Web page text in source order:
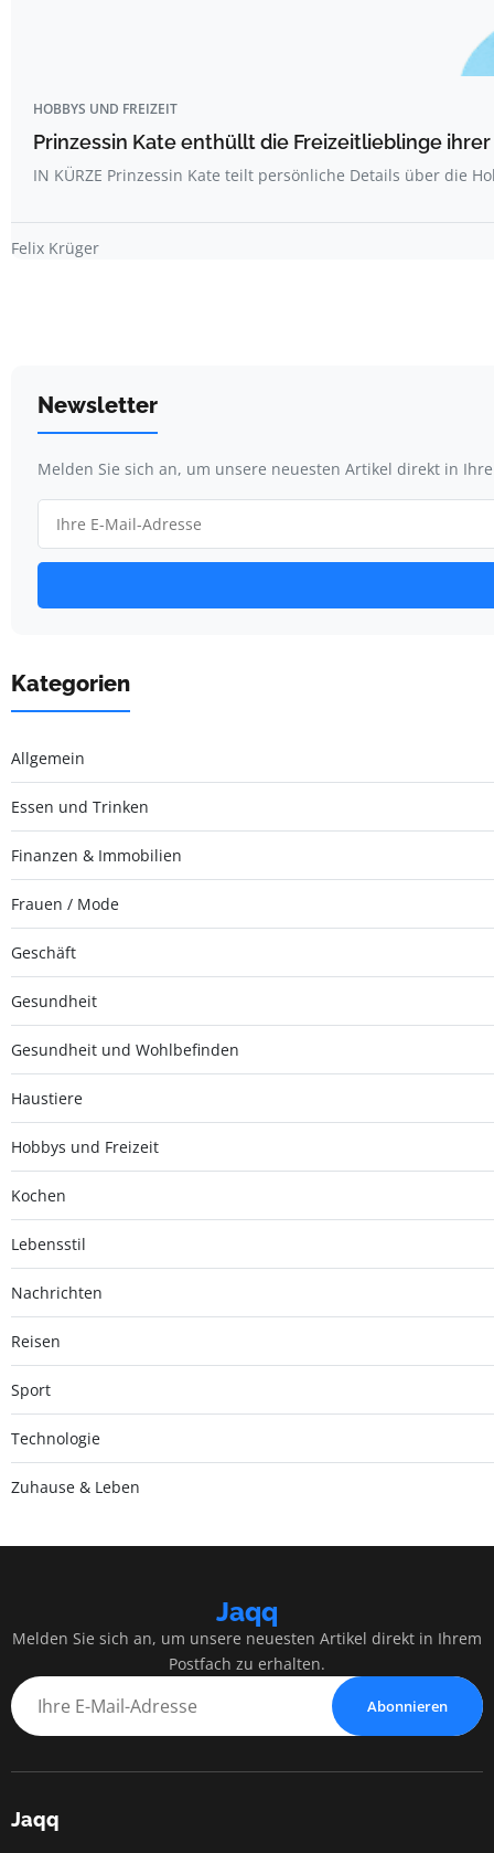
HOBBYS UND FREIZEIT
Prinzessin Kate enthüllt die Freizeitlieblinge
IN KÜRZE Prinzessin Kate teilt persönliche Details über die
Felix Krüger
Newsletter
Melden Sie sich an, um unsere neuesten Artikel direkt in
Kategorien
Allgemein
Essen und Trinken
Finanzen & Immobilien
Frauen / Mode
Geschäft
Gesundheit
Gesundheit und Wohlbefinden
Haustiere
Hobbys und Freizeit
Kochen
Lebensstil
Nachrichten
Reisen
Sport
Technologie
Zuhause & Leben
Jaqq
Melden Sie sich an, um unsere neuesten Artikel direkt in Ihrem
Postfach zu erhalten.
Abonnieren
Jaqq